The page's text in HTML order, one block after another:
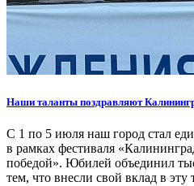
Наши таланты поздравляют
С 1 по 5 июля наш город стал
в рамках фестиваля
победой». Юбилей объединил
тем, что внесли свой вклад в